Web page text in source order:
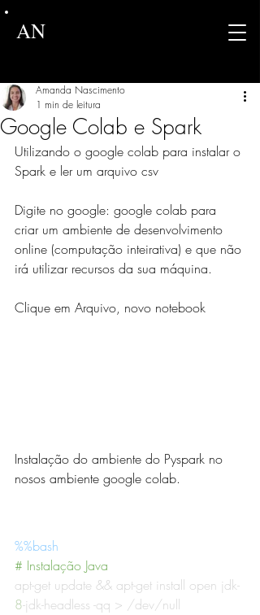
AN
Google Colab e Spark
Amanda Nascimento
1 min de leitura
Utilizando o google colab para instalar o
Spark e ler um arquivo csv
Digite no google: google colab para
criar um ambiente de desenvolvimento
online (computação inteirativa) e que não
irá utilizar recursos da sua máquina.
Clique em Arquivo, novo notebook
Instalação do ambiente do Pyspark no
nosos ambiente google colab.
%%bash
# Instalação Java
apt-get update && apt-get install open jdk-
8-jdk-headless -qq > /dev/null